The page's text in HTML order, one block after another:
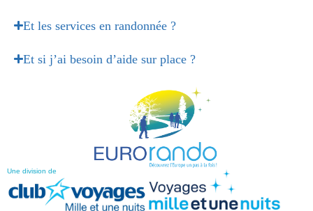
Et les services en randonnée ?
Et si j’ai besoin d’aide sur place ?
Une division de